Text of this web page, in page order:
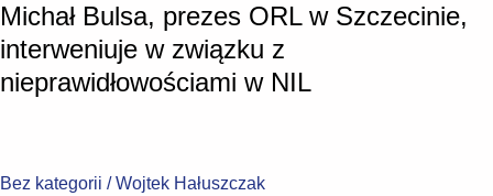
Michał Bulsa, prezes ORL w Szczecinie,
interweniuje w związku z
nieprawidłowościami w NIL
Bez kategorii /Wojtek Hałuszczak